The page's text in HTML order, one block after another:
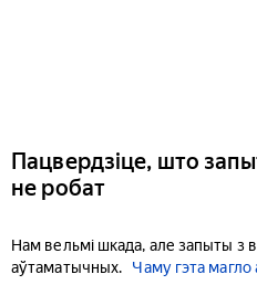
Пацвердзіце, што
не робат
Нам вельмі шкада, але запыты з
аўтаматычных.
Чаму гэта магло